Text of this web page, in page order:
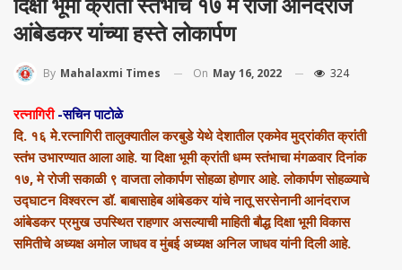
दिक्षा भूमी क्रांती स्तंभाचे १७ मे रोजी आनंदराज
आंबेडकर यांच्या हस्ते लोकार्पण
By Mahalaxmi Times On May 16, 2022 324
रत्नागिरी-सचिन पाटोळे
दि. १६ मेे.रत्नागिरी तालुक्यातील करबुडे येथे देशातील एकमेव मुद्रांकीत क्रांती
स्तंभ उभारण्यात आला आहे. या दिक्षा भूमी क्रांती धम्म स्तंभाचा मंगळवार दिनांक
१७, मे रोजी सकाळी ९ वाजता लोकार्पण सोहळा होणार आहे. लोकार्पण सोहळ्याचे
उद्घाटन विश्वरत्न डॉ. बाबासाहेब आंबेडकर यांचे नातू सरसेनानी आनंदराज
आंबेडकर प्रमुख उपस्थित राहणार असल्याची माहिती बौद्ध दिक्षा भूमी विकास
समितीचे अध्यक्ष अमोल जाधव व मुंबई अध्यक्ष अनिल जाधव यांनी दिली आहे.